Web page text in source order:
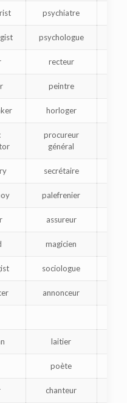
psychiatre
psychologue
recteur
peintre
horloger
procureur
général
secrétaire
palefrenier
assureur
magicien
sociologue
annonceur
laitier
poète
chanteur